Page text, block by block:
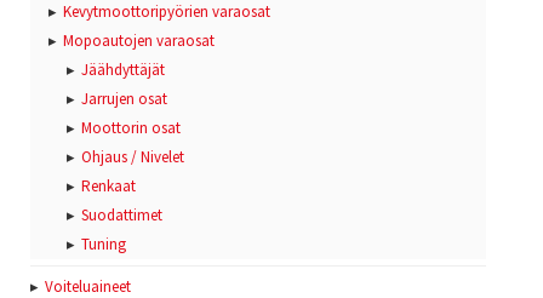
Kevytmoottoripyörien varaosat
Mopoautojen varaosat
Jäähdyttäjät
Jarrujen osat
Moottorin osat
Ohjaus / Nivelet
Renkaat
Suodattimet
Tuning
Voiteluaineet